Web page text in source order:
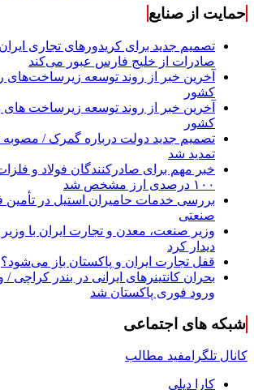
حمایت از صنایع
تصمیم جدید برای کریدورهای تجاری
صادرات از خلیج فارس عبور می‌کند
آخرین خبر از روند توسعه
کشور
آخرین خبر از روند توسعه زیرساخت
کشور
تصمیم جدید دولت درباره گمرک /
تمدید شد
خبر مهم برای صادرکنندگان فولاد و
۱۰۰ درصدی ارز مشخص شد
بررسی خدمات حامیران استیل در تأمین
صنعتی
وزیر صنعت، معدن و تجارت ایران با وزیر
دیدار کرد
قفل تجارت ایران و پاکستان باز می‌شود؟
بحران کانتینر‌های ایرانی در بندر
ورود فوری پاکستان شد
شبکه های اجتماعی
کانال تلگرامفید مطالب
کارا دیلی